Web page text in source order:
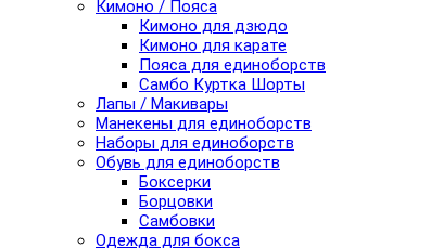
Кимоно / Пояса
Кимоно для дзюдо
Кимоно для карате
Пояса для единоборств
Самбо Куртка Шорты
Лапы / Макивары
Манекены для единоборств
Наборы для единоборств
Обувь для единоборств
Боксерки
Борцовки
Самбовки
Одежда для бокса